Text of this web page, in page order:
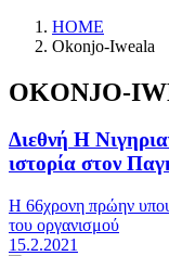
HOME
Okonjo-Iweala
OKONJO-
Διεθνή Η
ιστορία στον
Η 66χρονη πρώην
του οργανισμού
15.2.2021